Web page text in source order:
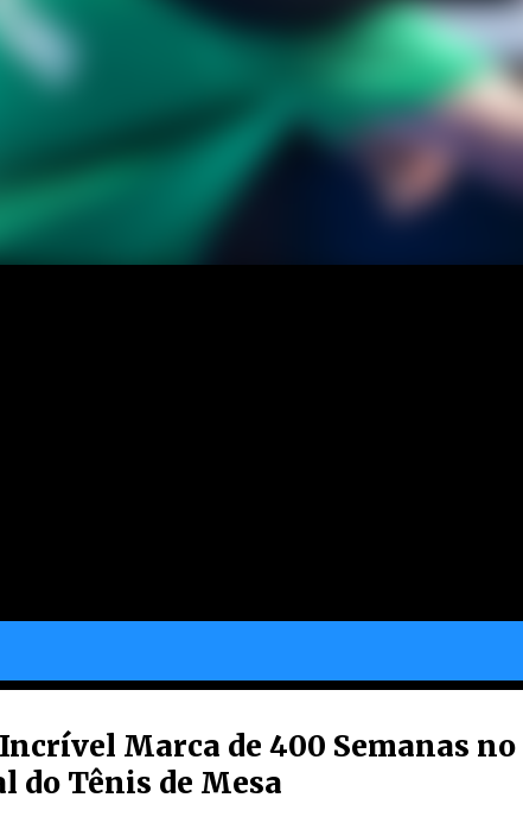
Marca de 400 Semanas no
do Tênis de Mesa